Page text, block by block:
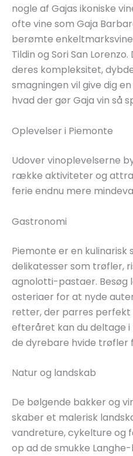
nogle af Gajas ikoniske
ofte vine som Gaja
berømte enkeltmarksvine
Tildin og Sori San
deres kompleksitet,
smagningen vil give dig
hvad der gør Gaja vin så
Oplevelser i Piemonte
Udover vinoplevelserne
række aktiviteter og
ferie endnu mere
Gastronomi
Piemonte er en kulinarisk
delikatesser som trøfler,
agnolotti-pastaer. Besøg
osteriaer for at nyde
retter, der parres perfekt
efteråret kan du deltage
de dyrebare hvide trøfler
Natur og landskab
De bølgende bakker og
skaber et malerisk
vandreture, cykelture og
op ad de smukke